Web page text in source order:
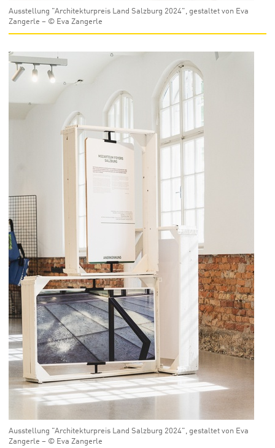
Ausstellung "Architekturpreis Land Salzburg 2024", gestaltet von Eva
Zangerle – © Eva Zangerle
Ausstellung "Architekturpreis Land Salzburg 2024", gestaltet von Eva
Zangerle – © Eva Zangerle